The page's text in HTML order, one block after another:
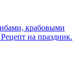
крабовыми
на праздник.